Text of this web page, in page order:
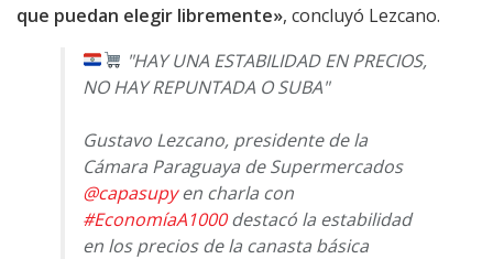
que puedan elegir libremente», concluyó Lezcano.
"HAY UNA ESTABILIDAD EN PRECIOS,
NO HAY REPUNTADA O SUBA"
Gustavo Lezcano, presidente de la
Cámara Paraguaya de Supermercados
@capasupyen charla con
#EconomíaA1000destacó la estabilidad
en los precios de la canasta básica